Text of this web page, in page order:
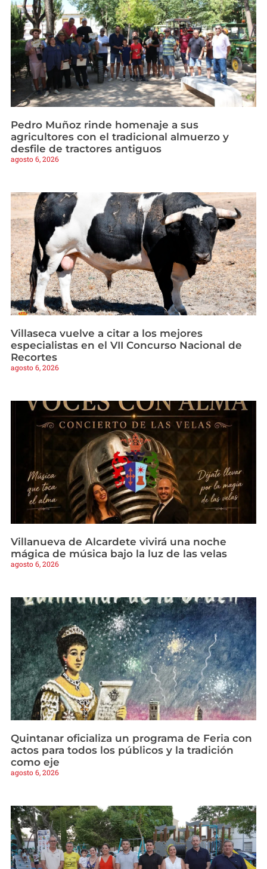
Pedro Muñoz rinde homenaje a sus
agricultores con el tradicional almuerzo y
desfile de tractores antiguos
agosto 6, 2026
Villaseca vuelve a citar a los mejores
especialistas en el VII Concurso Nacional de
Recortes
agosto 6, 2026
Villanueva de Alcardete vivirá una noche
mágica de música bajo la luz de las velas
agosto 6, 2026
Quintanar oficializa un programa de Feria con
actos para todos los públicos y la tradición
como eje
agosto 6, 2026